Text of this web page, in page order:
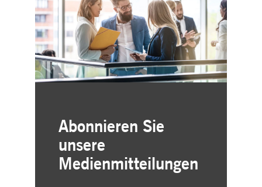
Abonnieren Sie
unsere
Medienmitteilungen